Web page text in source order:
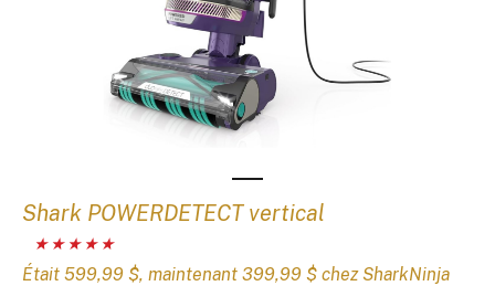
Shark POWERDETECT vertical
Était 599,99 $, maintenant 399,99 $ chez SharkNinja